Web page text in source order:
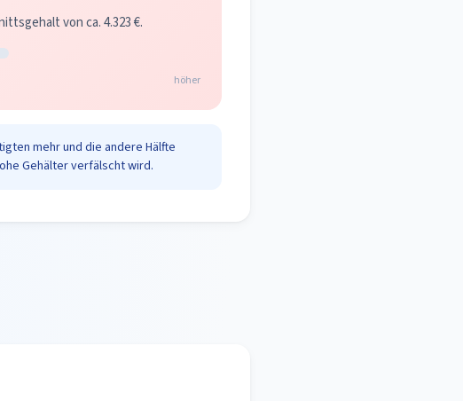
von ca. 4.323 €.
höher
mehr und die andere Hälfte
Gehälter verfälscht wird.